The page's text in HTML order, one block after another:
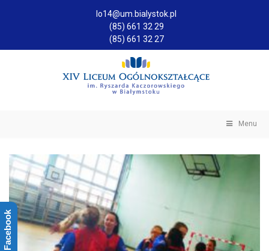
lo14@um.bialystok.pl
(85) 661 32 29
(85) 661 32 27
Menu
Facebook